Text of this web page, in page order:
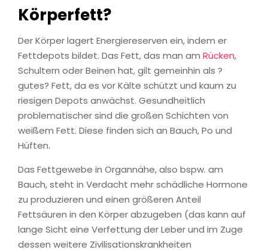
Körperfett?
Der Körper lagert Energiereserven ein, indem er
Fettdepots bildet. Das Fett, das man am Rücken,
Schultern oder Beinen hat, gilt gemeinhin als ?
gutes? Fett, da es vor Kälte schützt und kaum zu
riesigen Depots anwächst. Gesundheitlich
problematischer sind die großen Schichten von
weißem Fett. Diese finden sich an Bauch, Po und
Hüften.
Das Fettgewebe in Organnähe, also bspw. am
Bauch, steht in Verdacht mehr schädliche Hormone
zu produzieren und einen größeren Anteil
Fettsäuren in den Körper abzugeben (das kann auf
lange Sicht eine Verfettung der Leber und im Zuge
dessen weitere Zivilisationskrankheiten